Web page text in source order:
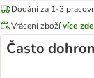
Dodání za 1-3
Vrácení zbožívíce zde
Často